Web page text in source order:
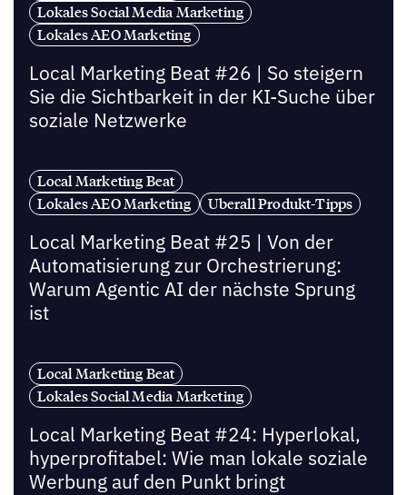
Lokales Social Media Marketing
Lokales AEO Marketing
Local Marketing Beat #26 | So steigern
Sie die Sichtbarkeit in der KI-Suche über
soziale Netzwerke
Local Marketing Beat
Lokales AEO Marketing
Uberall Produkt-Tipps
Local Marketing Beat #25 | Von der
Automatisierung zur Orchestrierung:
Warum Agentic AI der nächste Sprung
ist
Local Marketing Beat
Lokales Social Media Marketing
Local Marketing Beat #24: Hyperlokal,
hyperprofitabel: Wie man lokale soziale
Werbung auf den Punkt bringt